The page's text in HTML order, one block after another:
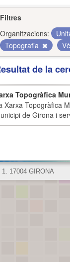
Filtres
Organitzacions:
Topografia
de la
Topogràfica
Xarxa Topogràfica
de Girona i
1. 17004 GIRONA